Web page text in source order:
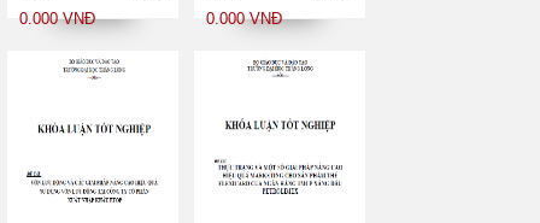
dụng vốn lưu
Cổ phần May
0.000 VNĐ
vận tải container
0.000 VNĐ